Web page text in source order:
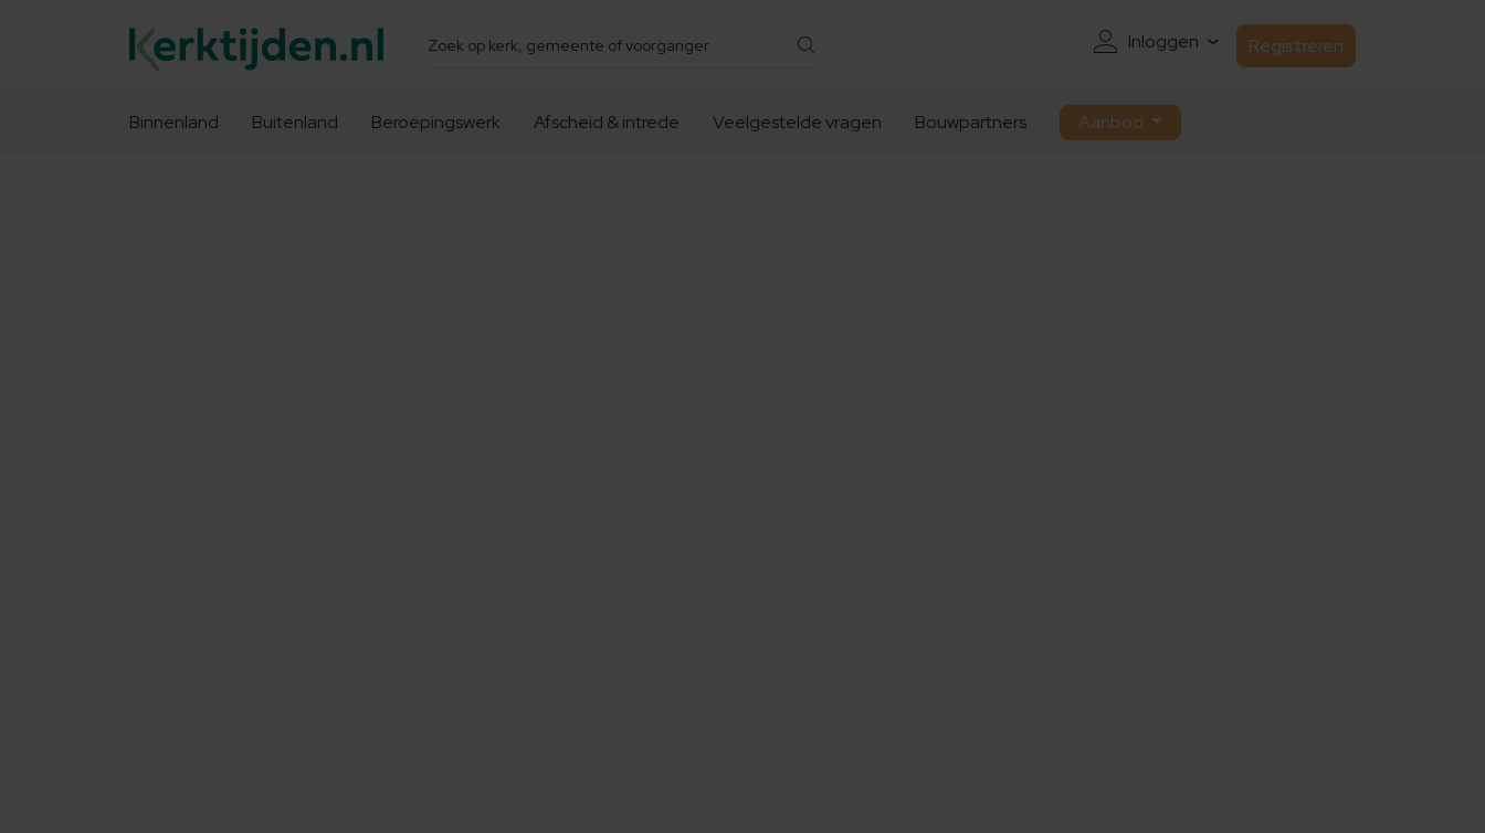
Zoeken Inloggen Registreren
Binnenland Buitenland Beroepingswerk Afscheid & intrede Veelgestelde vragen Bouwpartners Aanbod